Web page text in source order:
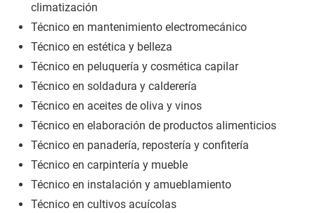
climatización
Técnico en mantenimiento electromecánico
Técnico en estética y belleza
Técnico en peluquería y cosmética capilar
Técnico en soldadura y calderería
Técnico en aceites de oliva y vinos
Técnico en elaboración de productos alimenticios
Técnico en panadería, repostería y confitería
Técnico en carpintería y mueble
Técnico en instalación y amueblamiento
Técnico en cultivos acuícolas